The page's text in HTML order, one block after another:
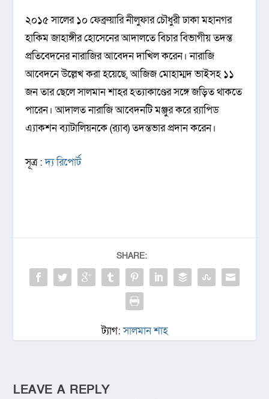
২০১৫ সালের ১০ ফেব্রুয়ারি নীলুফার চৌধুরী ঢাকা মহানগর
হাকিম জাহাঙ্গীর হোসেনের আদালতে বিচার বিভাগীয় তদন্ত
প্রতিবেদনের নারাজির আবেদন দাখিল করেন। নারাজি
আবেদনে উল্লেখ করা হয়েছে, আজিজ মোহাম্মদ ভাইসহ ১১
জন তার ছেলে সালমান শাহর হত্যাকাণ্ডের সঙ্গে জড়িত থাকতে
পারেন। আদালত নারাজি আবেদনটি মঞ্জুর করে র‌্যাপিড
এ্যাকশন ব্যাটালিয়নকে (র‌্যাব) তদন্তভার প্রদান করেন।
সূত্র :দ্য রিপোর্ট
SHARE:
ট্যাগ:সালমান শাহ
LEAVE A REPLY